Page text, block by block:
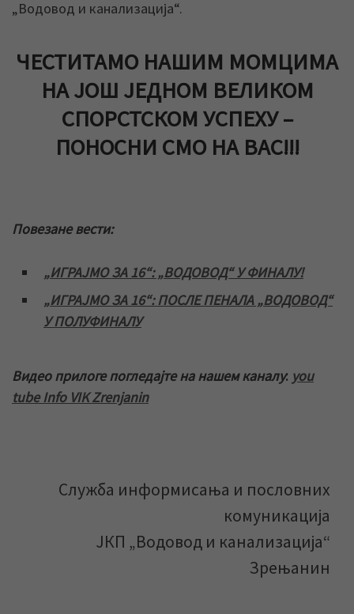
„Водовод и канализација“.
ЧЕСТИТАМО НАШИМ МОМЦИМА
НА ЈОШ ЈЕДНОМ ВЕЛИКОМ
СПОРСТСКОМ УСПЕХУ –
ПОНОСНИ СМО НА ВАС!!!
Повезане вести:
„ИГРАЈМО ЗА 16“: „ВОДОВОД“ У ФИНАЛУ!
„ИГРАЈМО ЗА 16“: ПОСЛЕ ПЕНАЛА „ВОДОВОД“
У ПОЛУФИНАЛУ
Видео прилоге погледајте на нашем каналу: you
tube Info VIK Zrenjanin
Служба информисања и пословних
комуникација
ЈКП „Водовод и канализација“
Зрењанин